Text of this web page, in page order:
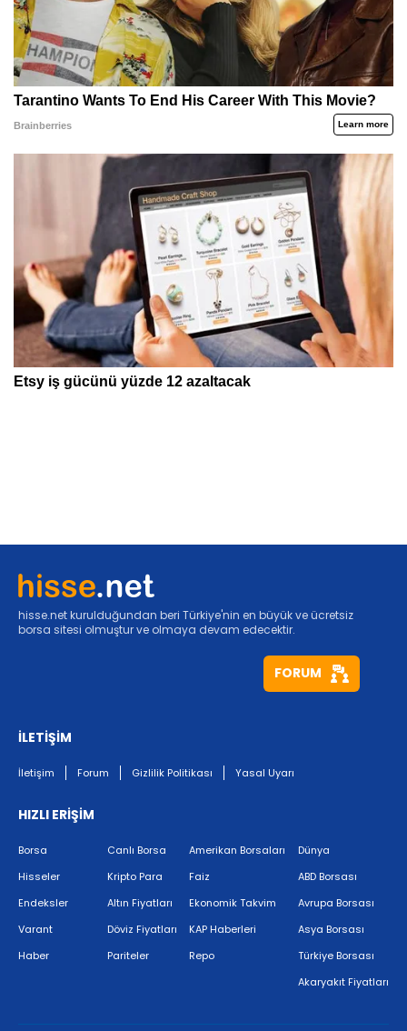
hisse.net kurulduğundan beri Türkiye'nin en büyük ve ücretsiz
borsa sitesi olmuştur ve olmaya devam edecektir.
FORUM
İLETİŞİM
İletişim Forum Gizlilik Politikası Yasal Uyarı
HIZLI ERİŞİM
Borsa
Hisseler
Endeksler
Varant
Haber
Canlı Borsa
Kripto Para
Altın Fiyatları
Döviz Fiyatları
Pariteler
Amerikan Borsaları
Faiz
Ekonomik Takvim
KAP Haberleri
Repo
Dünya
ABD Borsası
Avrupa Borsası
Asya Borsası
Türkiye Borsası
Akaryakıt Fiyatları